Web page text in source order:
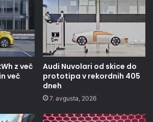
z več
več
Audi Nuvolari od skice do
prototipa v rekordnih 405
dneh
7. avgusta, 2026